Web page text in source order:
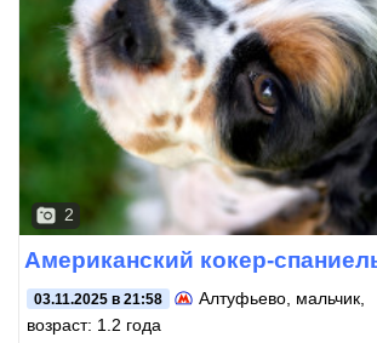
2
Американский кокер-
03.11.2025 в 21:58 Алтуфьево, мальчик,
возраст: 1.2 года